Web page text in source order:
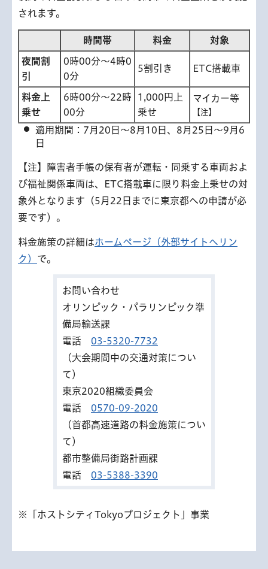
されます。
時間帯 料金 対象
夜間割
引
0時00分～4時0
0分
5割引き ETC搭載車
料金上
乗せ
6時00分～22時
00分
1,000円上
乗せ
マイカー等
【注】
適用期間：7月20日～8月10日、8月25日～9月6
日
【注】障害者手帳の保有者が運転・同乗する車両およ
び福祉関係車両は、ETC搭載車に限り料金上乗せの対
象外となります（5月22日までに東京都への申請が必
要です）。
料金施策の詳細はホームページ（外部サイトへリン
ク） で。
お問い合わせ
オリンピック・パラリンピック準
備局輸送課
電話 03-5320-7732
（大会期間中の交通対策につい
て）
東京2020組織委員会
電話 0570-09-2020
（首都高速道路の料金施策につい
て）
都市整備局街路計画課
電話 03-5388-3390
※「ホストシティTokyoプロジェクト」事業